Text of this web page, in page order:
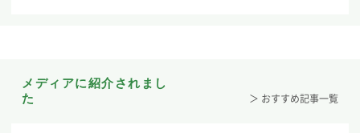
メディアに紹介されまし
た
＞ おすすめ記事一覧